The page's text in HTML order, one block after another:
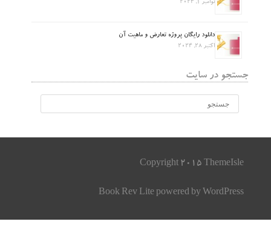
نوامبر 1, 2024
دانلود رایگان پروژه تعارض و ماهیت آن
اکتبر 28, 2024
جستجو در سایت
Copyright 2015 ThemeIsle
Book Rev Lite powered by WordPress